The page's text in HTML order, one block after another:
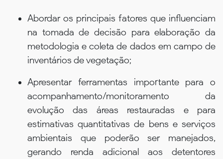
Abordar os principais fatores que influenciam
na tomada de decisão para elaboração da
metodologia e coleta de dados em campo de
inventários de vegetação;
Apresentar ferramentas importante para o
acompanhamento/monitoramento da
evolução das áreas restauradas e para
estimativas quantitativas de bens e serviços
ambientais que poderão ser manejados,
gerando renda adicional aos detentores